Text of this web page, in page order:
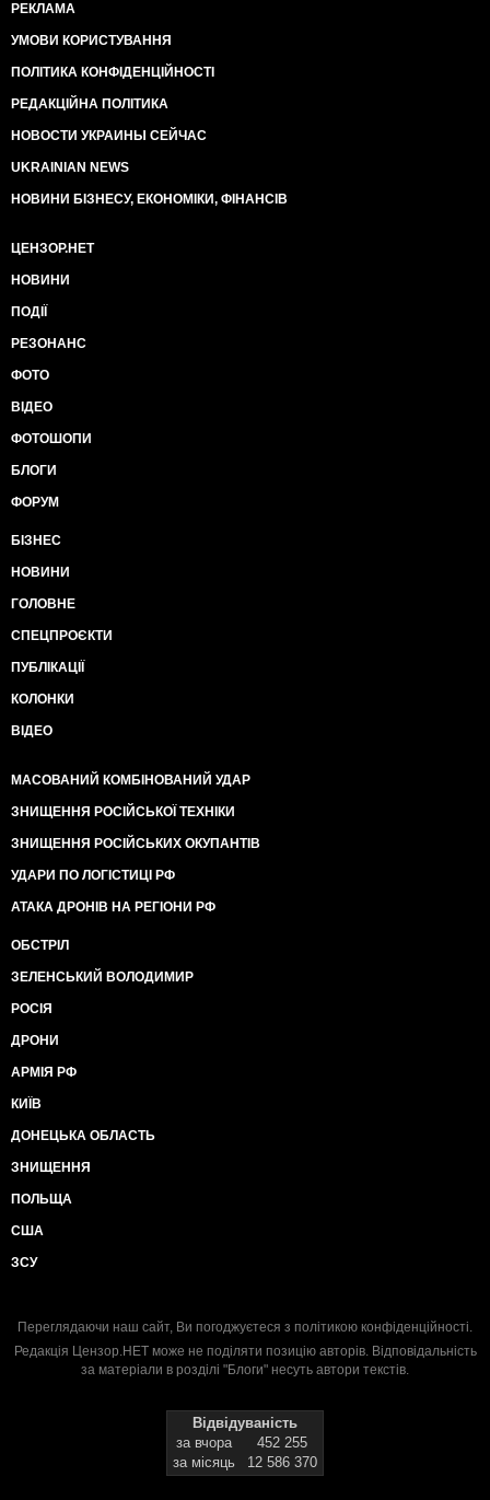
РЕКЛАМА
УМОВИ КОРИСТУВАННЯ
ПОЛІТИКА КОНФІДЕНЦІЙНОСТІ
РЕДАКЦІЙНА ПОЛІТИКА
НОВОСТИ УКРАИНЫ СЕЙЧАС
UKRAINIAN NEWS
НОВИНИ БІЗНЕСУ, ЕКОНОМІКИ, ФІНАНСІВ
ЦЕНЗОР.НЕТ
НОВИНИ
ПОДІЇ
РЕЗОНАНС
ФОТО
ВІДЕО
ФОТОШОПИ
БЛОГИ
ФОРУМ
БІЗНЕС
НОВИНИ
ГОЛОВНЕ
СПЕЦПРОЄКТИ
ПУБЛІКАЦІЇ
КОЛОНКИ
ВІДЕО
МАСОВАНИЙ КОМБІНОВАНИЙ УДАР
ЗНИЩЕННЯ РОСІЙСЬКОЇ ТЕХНІКИ
ЗНИЩЕННЯ РОСІЙСЬКИХ ОКУПАНТІВ
УДАРИ ПО ЛОГІСТИЦІ РФ
АТАКА ДРОНІВ НА РЕГІОНИ РФ
ОБСТРІЛ
ЗЕЛЕНСЬКИЙ ВОЛОДИМИР
РОСІЯ
ДРОНИ
АРМІЯ РФ
КИЇВ
ДОНЕЦЬКА ОБЛАСТЬ
ЗНИЩЕННЯ
ПОЛЬЩА
США
ЗСУ
Переглядаючи наш сайт, Ви погоджуєтеся з політикою конфіденційності.
Редакція Цензор.НЕТ може не поділяти позицію авторів. Відповідальність
за матеріали в розділі "Блоги" несуть автори текстів.
Відвідуваність
за вчора
452 255
за місяць
12 586 370